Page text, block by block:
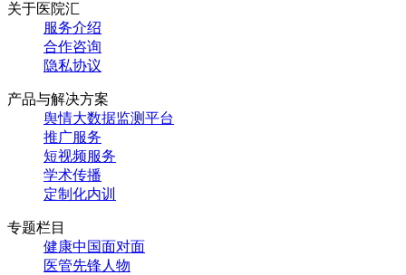
关于医院汇
服务介绍
合作咨询
隐私协议
产品与解决方案
舆情大数据监测平台
推广服务
短视频服务
学术传播
定制化内训
专题栏目
健康中国面对面
医管先锋人物